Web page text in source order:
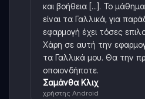
και βοήθεια [...]. Το
είναι τα Γαλλικά, για
εφαρμογή έχει τόσες
Χάρη σε αυτή την
τα Γαλλικά μου. Θα την
οποιονδήποτε.
Σαμάνθα Κλιχ
χρήστης Android